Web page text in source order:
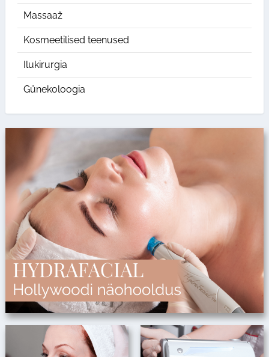
Massaaž
Kosmeetilised teenused
Ilukirurgia
Günekoloogia